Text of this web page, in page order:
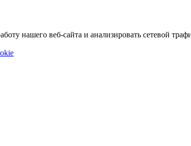
нашего веб-сайта и анализировать сетевой